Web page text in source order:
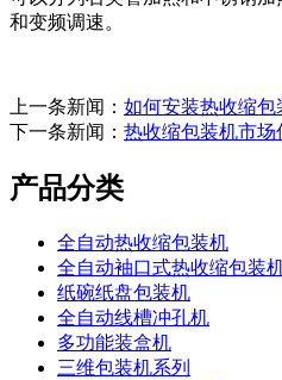
和变频调速。
上一条新闻： 如何安装热收缩包
下一条新闻： 热收缩包装机市场
产品分类
全自动热收缩包装机
全自动袖口式热收缩包装
纸碗纸盘包装机
全自动线槽冲孔机
多功能装盒机
三维包装机系列